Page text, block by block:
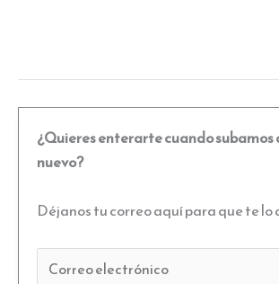
¿Quieres enterarte cuando
nuevo?
Déjanos tu correo aquí para que te lo